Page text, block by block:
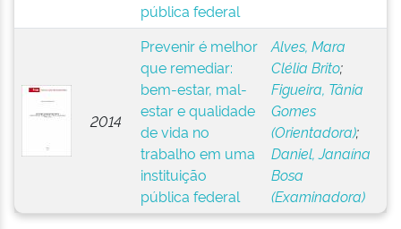
pública federal
2014
Prevenir é melhor
que remediar:
bem-estar, mal-
estar e qualidade
de vida no
trabalho em uma
instituição
pública federal
Alves, Mara
Clélia Brito;
Figueira, Tânia
Gomes
(Orientadora);
Daniel, Janaína
Bosa
(Examinadora)